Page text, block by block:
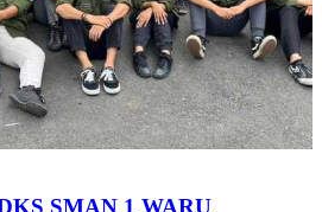
SMAN 1 WARU